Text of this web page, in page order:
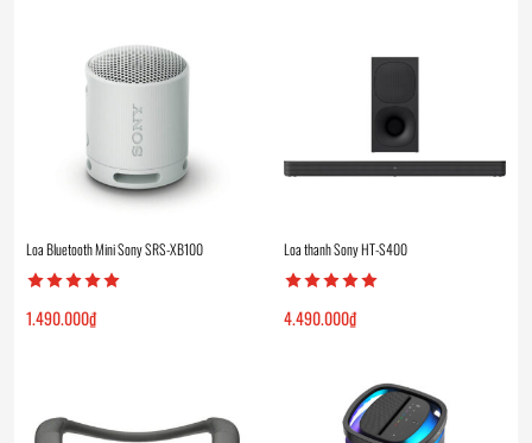
Loa Bluetooth Mini Sony SRS-XB100
1.490.000₫
Loa thanh Sony HT-S400
4.490.000₫